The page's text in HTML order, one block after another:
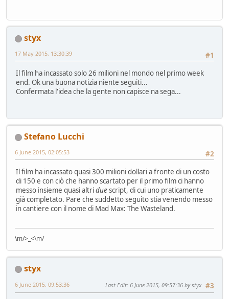
styx
#1
17 May 2015, 13:30:39
Il film ha incassato solo 26 milioni nel mondo nel primo week
end. Ok una buona notizia niente seguiti...
Confermata l'idea che la gente non capisce na sega...
Stefano Lucchi
#2
6 June 2015, 02:05:53
Il film ha incassato quasi 300 milioni dollari a fronte di un costo
di 150 e con ciò che hanno scartato per il primo film ci hanno
messo insieme quasi altriduescript, di cui uno praticamente
già completato. Pare che suddetto seguito stia venendo messo
in cantiere con il nome di Mad Max: The Wasteland.
\m/>_<\m/
styx
#3
6 June 2015, 09:53:36 Last Edit: 6 June 2015, 09:57:36 by styx